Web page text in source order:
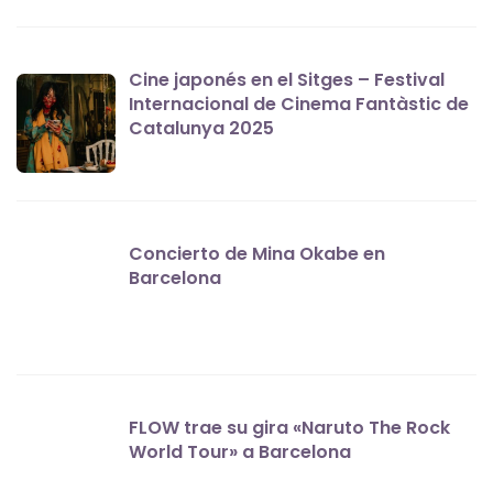
Cine japonés en el Sitges – Festival
Internacional de Cinema Fantàstic de
Catalunya 2025
Concierto de Mina Okabe en
Barcelona
FLOW trae su gira «Naruto The Rock
World Tour» a Barcelona